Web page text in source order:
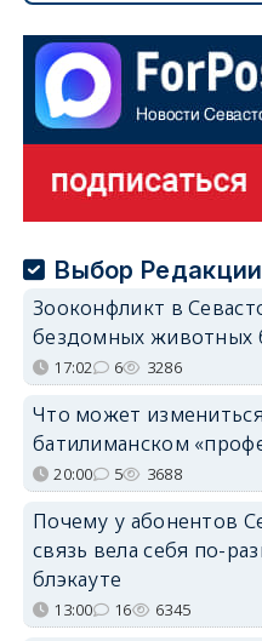
Выбор Редакции
Зооконфликт в
бездомных животных
17:02 6 3286
Что может
батилиманском
20:00 5 3688
Почему у абонентов
связь вела себя по-
блэкауте
13:00 16 6345